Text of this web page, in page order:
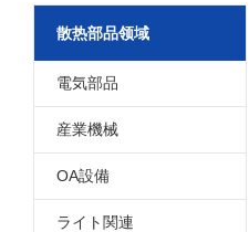
散热部品领域
電気部品
産業機械
OA設備
ライト関連